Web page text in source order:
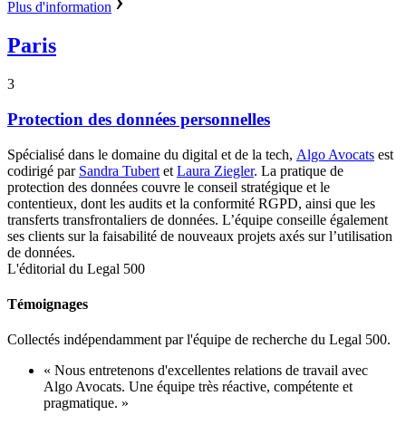
Plus d'information
Paris
3
Protection des données personnelles
Spécialisé dans le domaine du digital et de la tech, Algo Avocats est
codirigé par Sandra Tubert et Laura Ziegler. La pratique de
protection des données couvre le conseil stratégique et le
contentieux, dont les audits et la conformité RGPD, ainsi que les
transferts transfrontaliers de données. L’équipe conseille également
ses clients sur la faisabilité de nouveaux projets axés sur l’utilisation
de données.
L'éditorial du Legal 500
Témoignages
Collectés indépendamment par l'équipe de recherche du Legal 500.
« Nous entretenons d'excellentes relations de travail avec
Algo Avocats. Une équipe très réactive, compétente et
pragmatique. »